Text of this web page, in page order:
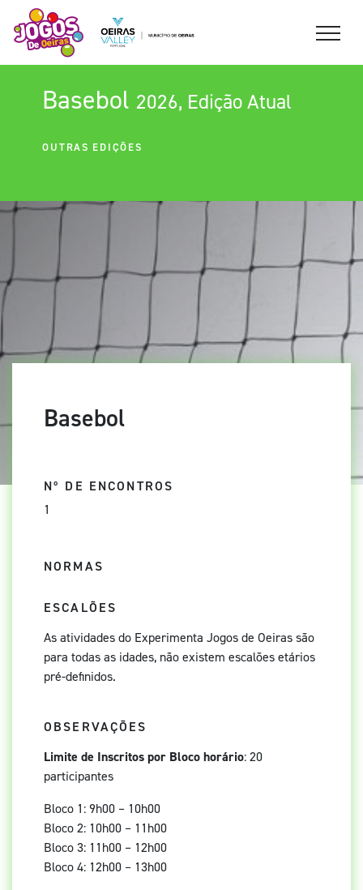
Basebol 2026, Edição Atual
OUTRAS EDIÇÕES
Basebol
Nº DE ENCONTROS
1
NORMAS
ESCALÕES
As atividades do Experimenta Jogos de Oeiras são
para todas as idades, não existem escalões etários
pré-definidos.
OBSERVAÇÕES
Limite de Inscritos por Bloco horário: 20
participantes
Bloco 1: 9h00 – 10h00
Bloco 2: 10h00 – 11h00
Bloco 3: 11h00 – 12h00
Bloco 4: 12h00 – 13h00